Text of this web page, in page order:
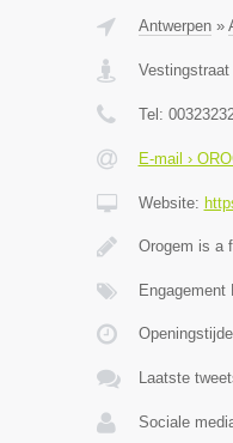
Antwerpen»
Vestingstraat
Tel:
E-mail ›
Website:
Orogem is a
Engagement
Laatste
Sociale